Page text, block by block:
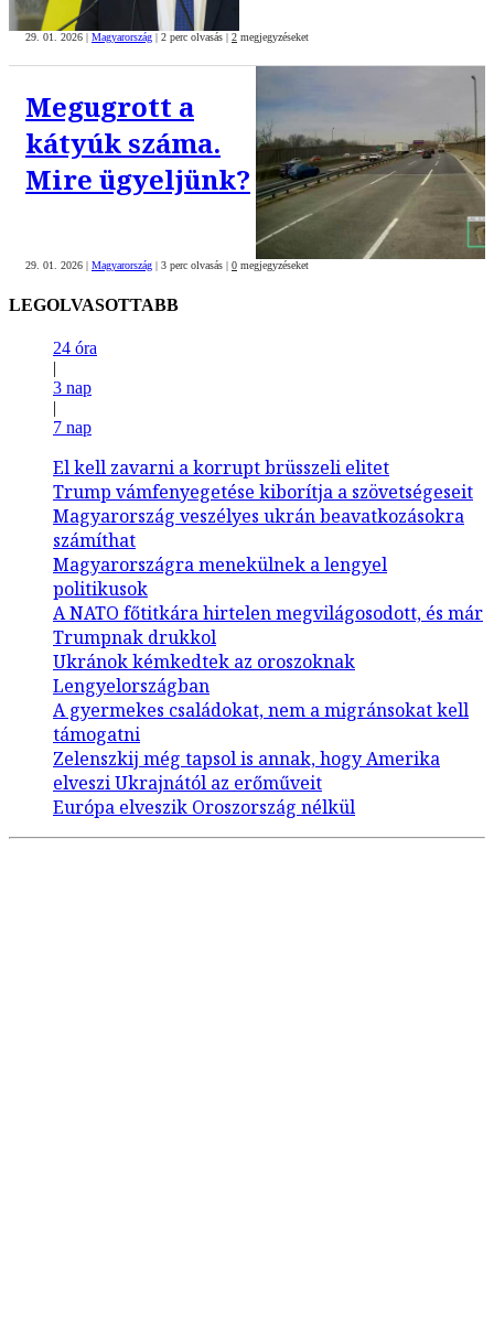
29. 01. 2026 | Magyarország | 2 perc olvasás | 2 megjegyzéseket
Megugrott a
kátyúk száma.
Mire ügyeljünk?
29. 01. 2026 | Magyarország | 3 perc olvasás | 0 megjegyzéseket
LEGOLVASOTTABB
24 óra
|
3 nap
|
7 nap